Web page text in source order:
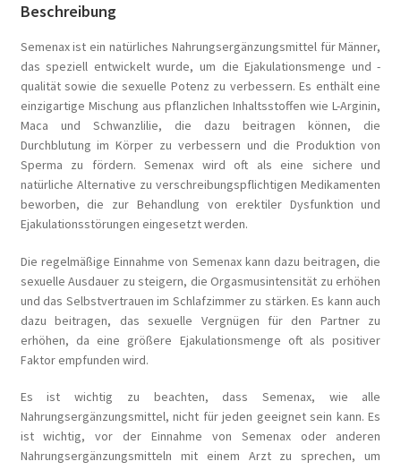
Beschreibung
Semenax ist ein natürliches Nahrungsergänzungsmittel für Männer,
das speziell entwickelt wurde, um die Ejakulationsmenge und -
qualität sowie die sexuelle Potenz zu verbessern. Es enthält eine
einzigartige Mischung aus pflanzlichen Inhaltsstoffen wie L-Arginin,
Maca und Schwanzlilie, die dazu beitragen können, die
Durchblutung im Körper zu verbessern und die Produktion von
Sperma zu fördern. Semenax wird oft als eine sichere und
natürliche Alternative zu verschreibungspflichtigen Medikamenten
beworben, die zur Behandlung von erektiler Dysfunktion und
Ejakulationsstörungen eingesetzt werden.
Die regelmäßige Einnahme von Semenax kann dazu beitragen, die
sexuelle Ausdauer zu steigern, die Orgasmusintensität zu erhöhen
und das Selbstvertrauen im Schlafzimmer zu stärken. Es kann auch
dazu beitragen, das sexuelle Vergnügen für den Partner zu
erhöhen, da eine größere Ejakulationsmenge oft als positiver
Faktor empfunden wird.
Es ist wichtig zu beachten, dass Semenax, wie alle
Nahrungsergänzungsmittel, nicht für jeden geeignet sein kann. Es
ist wichtig, vor der Einnahme von Semenax oder anderen
Nahrungsergänzungsmitteln mit einem Arzt zu sprechen, um